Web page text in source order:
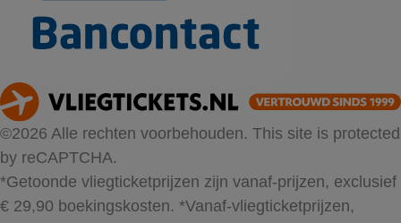
©2026 Alle rechten voorbehouden. This site is protected
by reCAPTCHA.
*Getoonde vliegticketprijzen zijn vanaf-prijzen, exclusief
€ 29,90 boekingskosten. *Vanaf-vliegticketprijzen,